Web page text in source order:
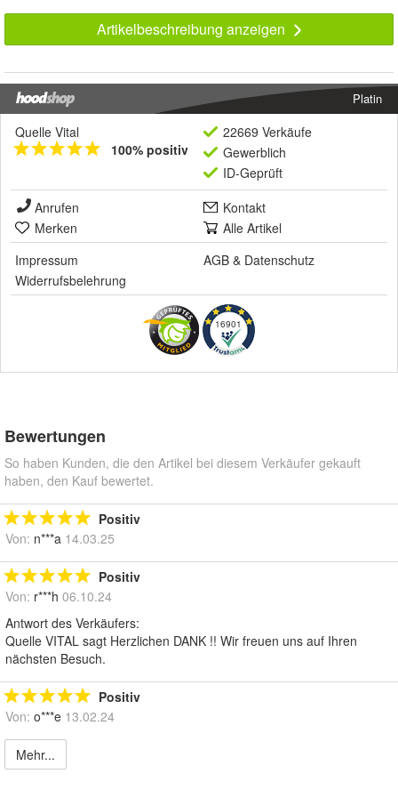
Artikelbeschreibung anzeigen
Platin
Quelle Vital
100% positiv
22669 Verkäufe
Gewerblich
ID-Geprüft
Anrufen
Kontakt
Merken
Alle Artikel
Impressum
AGB & Datenschutz
Widerrufsbelehrung
16901
Bewertungen
So haben Kunden, die den Artikel bei diesem Verkäufer gekauft
haben, den Kauf bewertet.
Positiv
Von: n***a 14.03.25
Positiv
Von: r***h 06.10.24
Antwort des Verkäufers:
Quelle VITAL sagt Herzlichen DANK !! Wir freuen uns auf Ihren
nächsten Besuch.
Positiv
Von: o***e 13.02.24
Mehr...